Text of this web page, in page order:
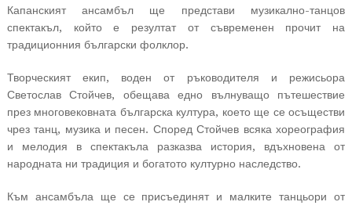
Капанският ансамбъл ще представи музикално-танцов
спектакъл, който е резултат от съвременен прочит на
традиционния български фолклор.
Творческият екип, воден от ръководителя и режисьора
Светослав Стойчев, обещава едно вълнуващо пътешествие
през многовековната българска култура, което ще се осъществи
чрез танц, музика и песен. Според Стойчев всяка хореография
и мелодия в спектакъла разказва история, вдъхновена от
народната ни традиция и богатото културно наследство.
Към ансамбъла ще се присъединят и малките танцьори от